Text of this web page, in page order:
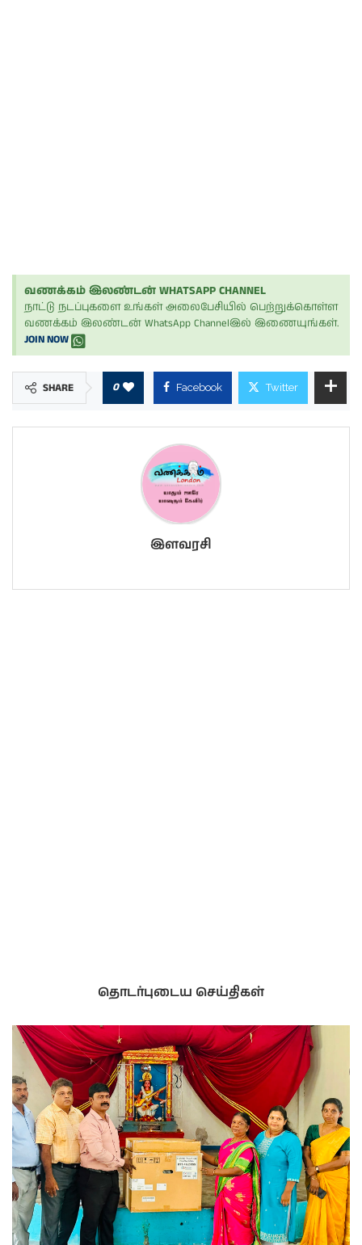
வணக்கம் இலண்டன் WHATSAPP CHANNEL
நாட்டு நடப்புகளை உங்கள் அலைபேசியில் பெற்றுக்கொள்ள
வணக்கம் இலண்டன் WhatsApp Channelஇல் இணையுங்கள்.
JOIN NOW
SHARE 0 Facebook Twitter
இளவரசி
தொடர்புடைய செய்திகள்